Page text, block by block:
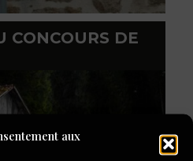
aux
CONCOURS DE